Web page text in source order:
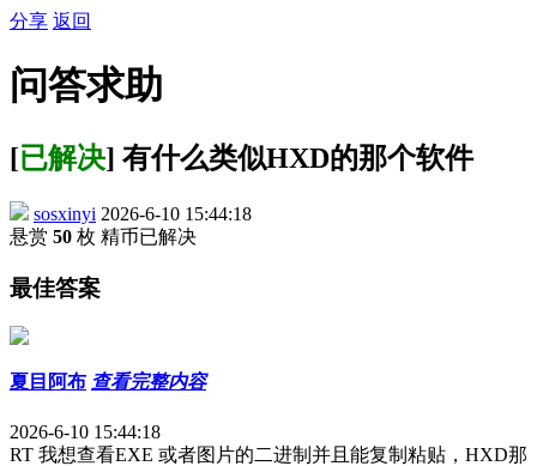
分享 返回
问答求助
[已解决] 有什么类似HXD的那个软件
sosxinyi 2026-6-10 15:44:18
悬赏 50 枚 精币已解决
最佳答案
夏目阿布 查看完整内容
2026-6-10 15:44:18
RT 我想查看EXE 或者图片的二进制并且能复制粘贴，HXD那